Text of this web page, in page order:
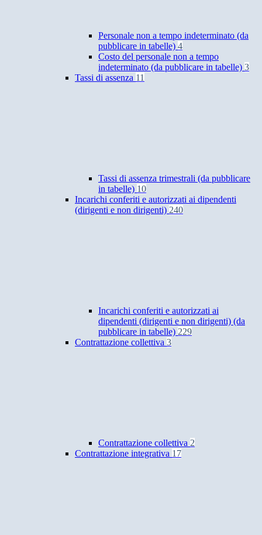
Personale non a tempo indeterminato (da
pubblicare in tabelle) 4
Costo del personale non a tempo
indeterminato (da pubblicare in tabelle) 3
Tassi di assenza 11
Tassi di assenza trimestrali (da pubblicare
in tabelle) 10
Incarichi conferiti e autorizzati ai dipendenti
(dirigenti e non dirigenti) 240
Incarichi conferiti e autorizzati ai
dipendenti (dirigenti e non dirigenti) (da
pubblicare in tabelle) 229
Contrattazione collettiva 3
Contrattazione collettiva 2
Contrattazione integrativa 17